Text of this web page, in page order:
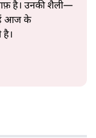
है। उनकी शैली—
आज के
है।